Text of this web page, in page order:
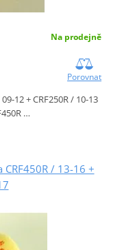
Na prodejně
Porovnat
12 + CRF250R / 10-13
…
/ 13-16 +